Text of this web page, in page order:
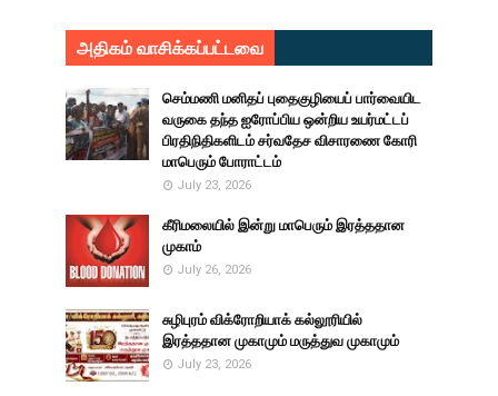
அதிகம் வாசிக்கப்பட்டவை
செம்மணி மனிதப் புதைகுழியைப் பார்வையிட
வருகை தந்த ஐரோப்பிய ஒன்றிய உயர்மட்டப்
பிரதிநிதிகளிடம் சர்வதேச விசாரணை கோரி
மாபெரும் போராட்டம்
July 23, 2026
கீரிமலையில் இன்று மாபெரும் இரத்ததான
முகாம்
July 26, 2026
சுழிபுரம் விக்ரோறியாக் கல்லூரியில்
இரத்ததான முகாமும் மருத்துவ முகாமும்
July 23, 2026